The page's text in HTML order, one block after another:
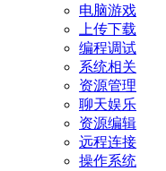
电脑游戏
上传下载
编程调试
系统相关
资源管理
聊天娱乐
资源编辑
远程连接
操作系统